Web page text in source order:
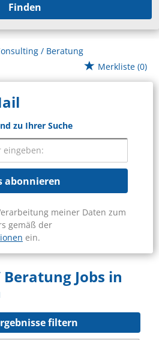
Finden
/ Beratung
Merkliste (0)
zu Ihrer Suche
abonnieren
meiner Daten zum
gemäß der
ein.
Jobs in
filtern